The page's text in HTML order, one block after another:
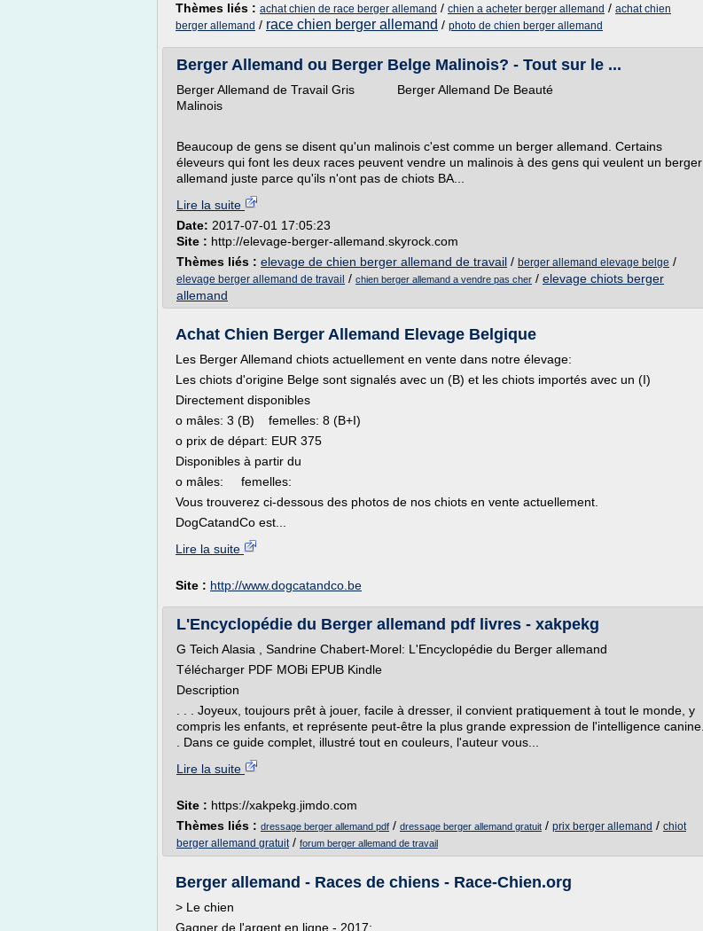
Thèmes liés : achat chien de race berger allemand / chien a acheter berger allemand / achat chien
berger allemand / race chien berger allemand / photo de chien berger allemand
Berger Allemand ou Berger Belge Malinois? - Tout sur le ...
Berger Allemand de Travail Gris Berger Allemand De Beauté
Malinois
Beaucoup de gens se disent qu'un malinois c'est comme un berger allemand. Certains
éleveurs qui font les deux races peuvent vendre un malinois à des gens qui veulent un berger
allemand juste parce qu'ils n'ont pas de chiots BA...
Lire la suite
Date: 2017-07-01 17:05:23
Site : http://elevage-berger-allemand.skyrock.com
Thèmes liés : elevage de chien berger allemand de travail / berger allemand elevage belge /
elevage berger allemand de travail / chien berger allemand a vendre pas cher / elevage chiots berger
allemand
Achat Chien Berger Allemand Elevage Belgique
Les Berger Allemand chiots actuellement en vente dans notre élevage:
Les chiots d'origine Belge sont signalés avec un (B) et les chiots importés avec un (I)
Directement disponibles
o mâles: 3 (B) femelles: 8 (B+I)
o prix de départ: EUR 375
Disponibles à partir du
o mâles: femelles:
Vous trouverez ci-dessous des photos de nos chiots en vente actuellement.
DogCatandCo est...
Lire la suite
Site : http://www.dogcatandco.be
L'Encyclopédie du Berger allemand pdf livres - xakpekg
G Teich Alasia , Sandrine Chabert-Morel: L'Encyclopédie du Berger allemand
Télécharger PDF MOBi EPUB Kindle
Description
. . . Joyeux, toujours prêt à jouer, facile à dresser, il convient pratiquement à tout le monde, y
compris les enfants, et représente peut-être la plus grande expression de l'intelligence canine.
. Dans ce guide complet, illustré tout en couleurs, l'auteur vous...
Lire la suite
Site : https://xakpekg.jimdo.com
Thèmes liés : dressage berger allemand pdf / dressage berger allemand gratuit / prix berger allemand / chiot
berger allemand gratuit/ forum berger allemand de travail
Berger allemand - Races de chiens - Race-Chien.org
> Le chien
Gagner de l'argent en ligne - 2017: